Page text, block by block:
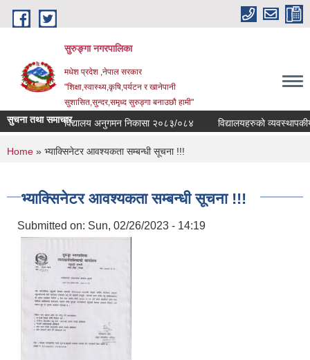
Skip to main content
सुरुङ्‍गा नगरपालिका
मधेश प्रदेश ,नेपाल सरकार
"शिक्षा,स्वास्थ्य,कृषि,पर्यटन र खानेपानी
सुशासित,सुन्दर,समृध्द सुरुङ्गा बनाउछौ हामी"
सुचना तथा समाचारविद्यालय अनुगमन निकासा २०८३/०८४ विद्यालयहरुको व्यवस्थापकीय
You are here
Home » भ्याक्सिनेटर आवश्यकता सम्बन्धी सूचना !!!
भ्याक्सिनेटर आवश्यकता सम्बन्धी सूचना !!!
Submitted on: Sun, 02/26/2023 - 14:19